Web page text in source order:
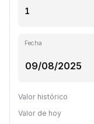
Fecha
Valor histórico
Valor de hoy